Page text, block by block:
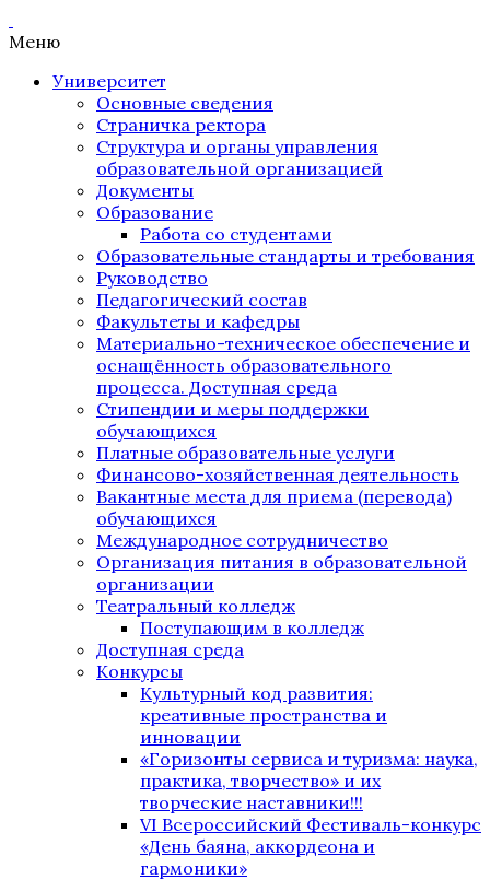
Меню
Университет
Основные сведения
Страничка ректора
Структура и органы управления
образовательной организацией
Документы
Образование
Работа со студентами
Образовательные стандарты и требования
Руководство
Педагогический состав
Факультеты и кафедры
Материально-техническое обеспечение и
оснащённость образовательного
процесса. Доступная среда
Стипендии и меры поддержки
обучающихся
Платные образовательные услуги
Финансово-хозяйственная деятельность
Вакантные места для приема (перевода)
обучающихся
Международное сотрудничество
Организация питания в образовательной
организации
Театральный колледж
Поступающим в колледж
Доступная среда
Конкурсы
Культурный код развития:
креативные пространства и
инновации
«Горизонты сервиса и туризма: наука,
практика, творчество» и их
творческие наставники!!!
VI Всероссийский Фестиваль-конкурс
«День баяна, аккордеона и
гармоники»